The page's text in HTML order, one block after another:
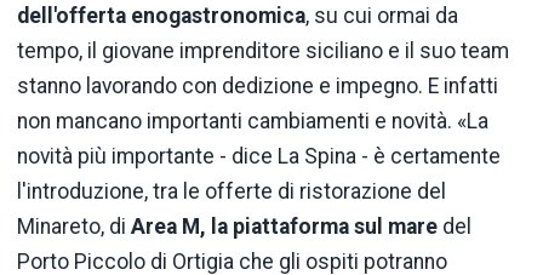
dell'offerta enogastronomica, su cui ormai da
tempo, il giovane imprenditore siciliano e il suo team
stanno lavorando con dedizione e impegno. E infatti
non mancano importanti cambiamenti e novità. «La
novità più importante - dice La Spina - è certamente
l'introduzione, tra le offerte di ristorazione del
Minareto, di Area M, la piattaforma sul mare del
Porto Piccolo di Ortigia che gli ospiti potranno